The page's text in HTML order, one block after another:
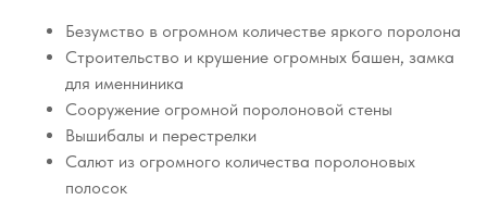
Безумство в огромном количестве яркого поролона
Строительство и крушение огромных башен, замка
для именниника
Сооружение огромной поролоновой стены
Вышибалы и перестрелки
Салют из огромного количества поролоновых
полосок